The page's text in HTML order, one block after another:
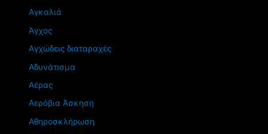
Αγκαλιά
Άγχος
Αγχώδεις διαταραχές
Αδυνάτισμα
Αέρας
Αερόβια Άσκηση
Αθηροσκλήρωση